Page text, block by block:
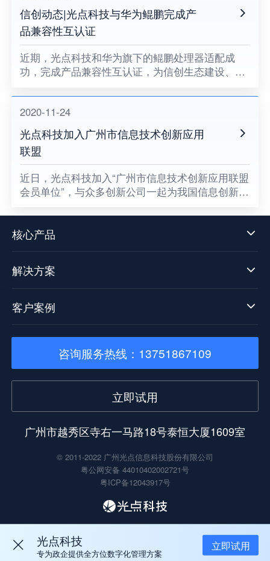
信创动态|光点科技与华为鲲鹏完成产
品兼容性互认证
近期，光点科技和华为旗下的鲲鹏处理器适配成
功，完成产品兼容性互认证，为信创生态建设、关
2020-11-24
光点科技加入广州市信息技术创新应用
联盟
​近日，光点科技加入“广州市信息技术创新应用联盟
会员单位”，与众多创新公司一起为我国信息创新发
台技术发展迈向了新阶段。
核心产品
解决方案
客户案例
咨询服务热线：13751867109
立即试用
广州市越秀区寺右一马路18号泰恒大厦1609室
© 2011-2022 广州光点信息科技股份有限公司
粤公网安备 44010402002721号
粤ICP备12043917号
光点科技
专为政企提供全方位数字化管理方案
立即试用